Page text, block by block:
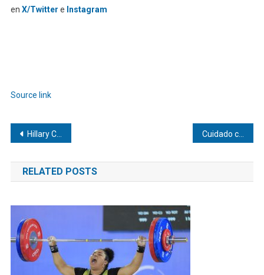
en X/Twitter e Instagram
Source link
Navegación
de
entradas
Hillary Clinton afirma que Biden cometió un «terrible error» al no retirarse antes
RELATED POSTS